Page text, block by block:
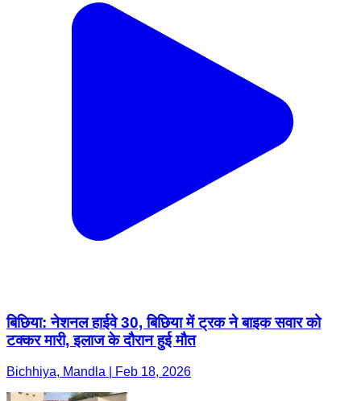
बिछिया: नेशनल हाईवे 30, बिछिया में ट्रक ने बाइक सवार को
टक्कर मारी, इलाज के दौरान हुई मौत
Bichhiya, Mandla | Feb 18, 2026